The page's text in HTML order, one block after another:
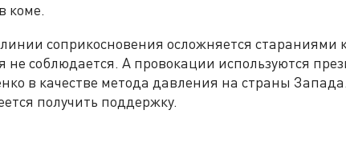
коме.
соприкосновения осложняется стараниями
соблюдается. А провокации используются
в качестве метода давления на страны
получить поддержку.